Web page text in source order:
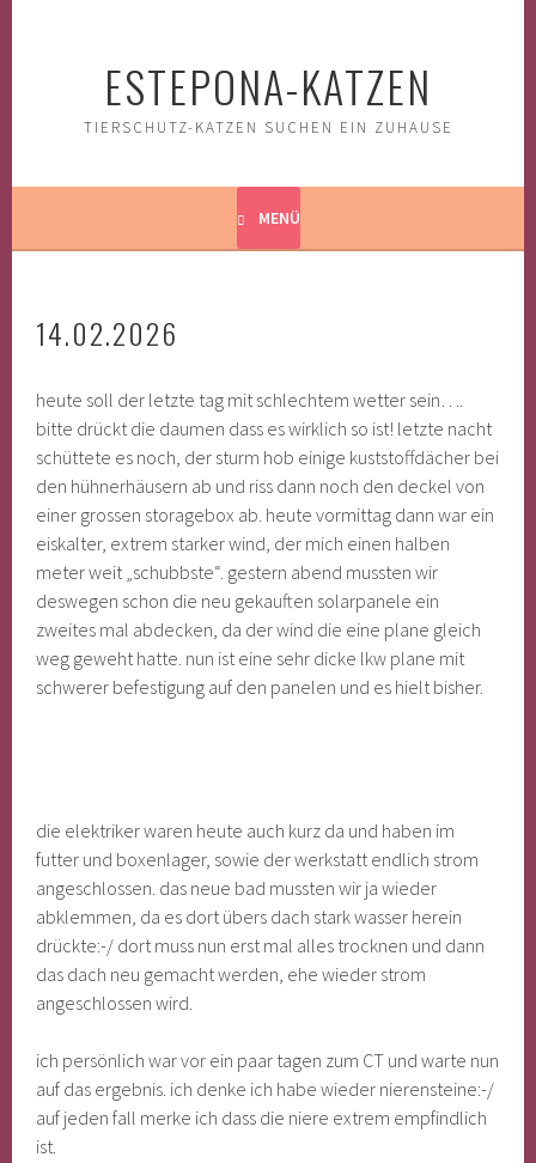
ESTEPONA-KATZEN
TIERSCHUTZ-KATZEN SUCHEN EIN ZUHAUSE
MENÜ
14.02.2026
heute soll der letzte tag mit schlechtem wetter sein….
bitte drückt die daumen dass es wirklich so ist! letzte nacht
schüttete es noch, der sturm hob einige kuststoffdächer bei
den hühnerhäusern ab und riss dann noch den deckel von
einer grossen storagebox ab. heute vormittag dann war ein
eiskalter, extrem starker wind, der mich einen halben
meter weit „schubbste“. gestern abend mussten wir
deswegen schon die neu gekauften solarpanele ein
zweites mal abdecken, da der wind die eine plane gleich
weg geweht hatte. nun ist eine sehr dicke lkw plane mit
schwerer befestigung auf den panelen und es hielt bisher.
die elektriker waren heute auch kurz da und haben im
futter und boxenlager, sowie der werkstatt endlich strom
angeschlossen. das neue bad mussten wir ja wieder
abklemmen, da es dort übers dach stark wasser herein
drückte:-/ dort muss nun erst mal alles trocknen und dann
das dach neu gemacht werden, ehe wieder strom
angeschlossen wird.
ich persönlich war vor ein paar tagen zum CT und warte nun
auf das ergebnis. ich denke ich habe wieder nierensteine:-/
auf jeden fall merke ich dass die niere extrem empfindlich
ist.